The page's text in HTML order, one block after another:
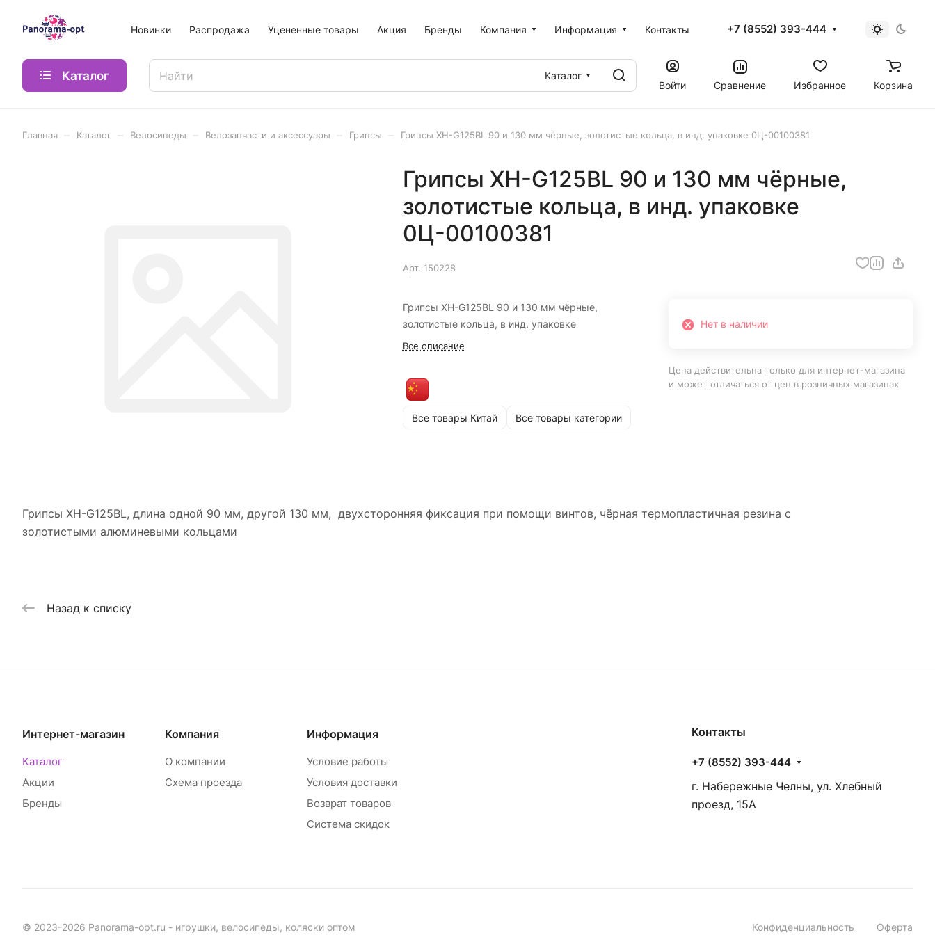
Новинки Распродажа Уцененные товары Акция Бренды Компания Информация Контакты +7 (8552) 393-444
Каталог
Каталог
Войти
Сравнение Избранное Корзина
Главная Каталог Велосипеды Велозапчасти и аксессуары Грипсы Грипсы XH-G125BL 90 и 130 мм чёрные, золотистые кольца, в инд. упаковке 0Ц-00100381
Грипсы XH-G125BL 90 и 130 мм чёрные,
золотистые кольца, в инд. упаковке
0Ц-00100381
Арт. 150228
Грипсы XH-G125BL 90 и 130 мм чёрные,
золотистые кольца, в инд. упаковке
Все описание
Все товары Китай Все товары категории
Нет в наличии
Цена действительна только для интернет-магазина
и может отличаться от цен в розничных магазинах
Грипсы XH-G125BL, длина одной 90 мм, другой 130 мм, двухсторонняя фиксация при помощи винтов, чёрная термопластичная резина с
золотистыми алюминевыми кольцами
Назад к списку
Интернет-магазин
Каталог
Акции
Бренды
Компания
О компании
Схема проезда
Информация
Условие работы
Условия доставки
Возврат товаров
Система скидок
Контакты
+7 (8552) 393-444
г. Набережные Челны, ул. Хлебный
проезд, 15А
© 2023-2026 Panorama-opt.ru - игрушки, велосипеды, коляски оптом Конфиденциальность Оферта